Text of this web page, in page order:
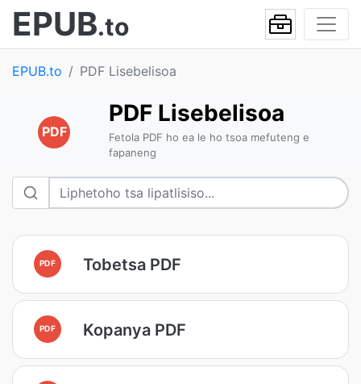
EPUB.to
EPUB.to PDF Lisebelisoa
PDF
PDF Lisebelisoa
Fetola PDF ho ea le ho tsoa mefuteng e
fapaneng
PDF Tobetsa PDF
PDF Kopanya PDF